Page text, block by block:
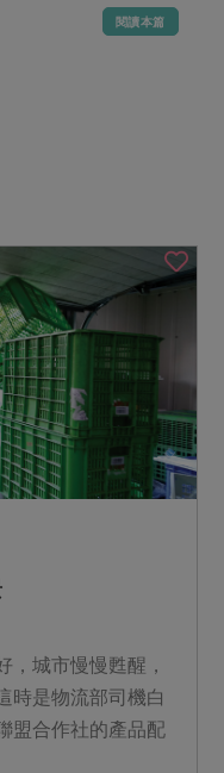
動
閱讀本篇
，城市慢慢甦醒，
時是物流部司機白
盟合作社的產品配